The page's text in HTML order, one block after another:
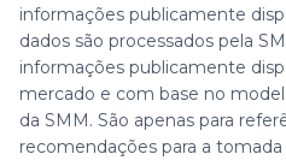
informações publicamente
dados são processados pela
informações publicamente
mercado e com base no
da SMM. São apenas para
recomendações para a tomada